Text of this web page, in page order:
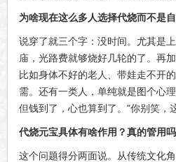
为啥现在这么多人选择代烧而不是
说穿了就三个字：没时间。尤其是
庙，光路费就够烧好几轮的了。再
比如身体不好的老人、带娃走不开
需。还有一类人，单纯就是图个心
但钱到了，心也算到了。"你别笑，
代烧元宝具体有啥作用？真的管用吗
这个问题得分两面说。从传统文化